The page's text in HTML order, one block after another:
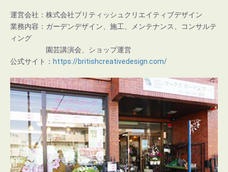
運営会社：株式会社ブリティッシュクリエイティブデザイン
業務内容：ガーデンデザイン、施工、メンテナンス、コンサルテ
ィング
園芸講演会、ショップ運営
公式サイト： https://britishcreativedesign.com/